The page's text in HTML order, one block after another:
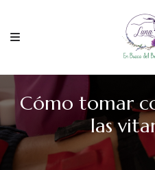
Cómo tomar
las